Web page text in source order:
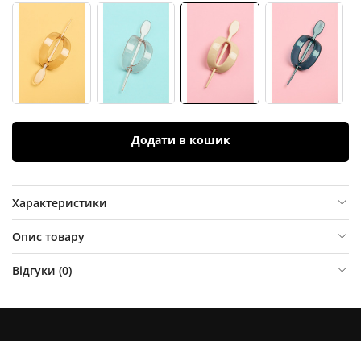
Додати в кошик
Характеристики
Опис товару
Відгуки (0)